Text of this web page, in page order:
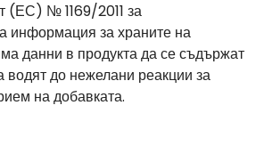
(ЕС) № 1169/2011 за
информация за храните на
данни в продукта да се съдържат
водят до нежелани реакции за
на добавката.